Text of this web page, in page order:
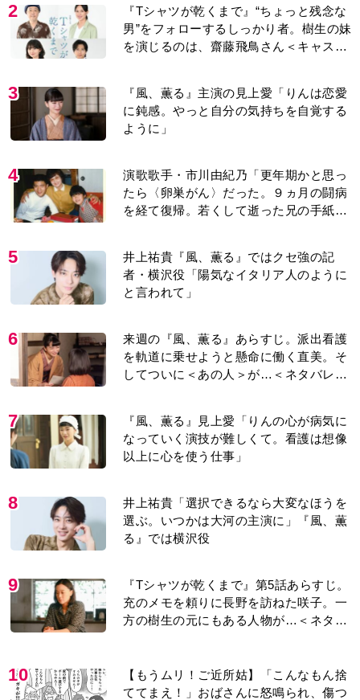
2
『Tシャツが乾くまで』“ちょっと残念な
男”をフォローするしっかり者。樹生の妹
を演じるのは、齋藤飛鳥さん＜キャスト
3
『風、薫る』主演の見上愛「りんは恋愛
に鈍感。やっと自分の気持ちを自覚する
ように」
4
演歌歌手・市川由紀乃「更年期かと思っ
たら〈卵巣がん〉だった。９ヵ月の闘病
を経て復帰。若くして逝った兄の手紙を
5
井上祐貴『風、薫る』ではクセ強の記
者・横沢役「陽気なイタリア人のように
と言われて」
6
来週の『風、薫る』あらすじ。派出看護
を軌道に乗せようと懸命に働く直美。そ
してついに＜あの人＞が…＜ネタバレあ
7
『風、薫る』見上愛「りんの心が病気に
なっていく演技が難しくて。看護は想像
以上に心を使う仕事」
8
井上祐貴「選択できるなら大変なほうを
選ぶ。いつかは大河の主演に」『風、薫
る』では横沢役
9
『Tシャツが乾くまで』第5話あらすじ。
充のメモを頼りに長野を訪ねた咲子。一
方の樹生の元にもある人物が…＜ネタバ
10
【もうムリ！ご近所姑】「こんなもん捨
ててまえ！」おばさんに怒鳴られ、傷つ